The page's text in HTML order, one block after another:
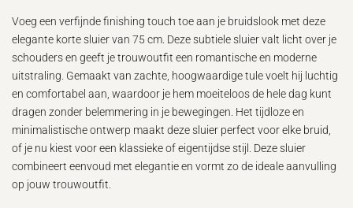
Voeg een verfijnde finishing touch toe aan je bruidslook met deze
elegante korte sluier van 75 cm. Deze subtiele sluier valt licht over je
schouders en geeft je trouwoutfit een romantische en moderne
uitstraling. Gemaakt van zachte, hoogwaardige tule voelt hij luchtig
en comfortabel aan, waardoor je hem moeiteloos de hele dag kunt
dragen zonder belemmering in je bewegingen. Het tijdloze en
minimalistische ontwerp maakt deze sluier perfect voor elke bruid,
of je nu kiest voor een klassieke of eigentijdse stijl. Deze sluier
combineert eenvoud met elegantie en vormt zo de ideale aanvulling
op jouw trouwoutfit.